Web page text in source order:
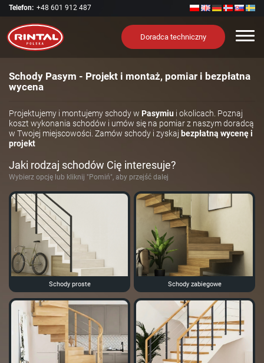
Telefon: +48 601 912 487
Doradca techniczny
Schody Pasym - Projekt i montaż, pomiar i bezpłatna
wycena
Projektujemy i montujemy schody w Pasymiu i okolicach. Poznaj
koszt wykonania schodów i umów się na pomiar z naszym doradcą
w Twojej miejscowości. Zamów schody i zyskaj bezpłatną wycenę i
projekt
Jaki rodzaj schodów Cię interesuje?
Wybierz opcję lub kliknij "Pomiń", aby przejść dalej
Schody proste Schody zabiegowe